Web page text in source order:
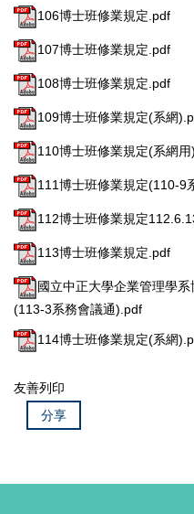
106博士班修業規定.pdf
107博士班修業規定.pdf
108博士班修業規定.pdf
109博士班修業規定(系網
110博士班修業規定(系網
111博士班修業規定(110-9
112博士班修業規定
113博士班修業規定.pdf
國立中正大學企業管理學
(113-3系務會議通).pdf
114博士班修業規定(系網
友善列印
分享